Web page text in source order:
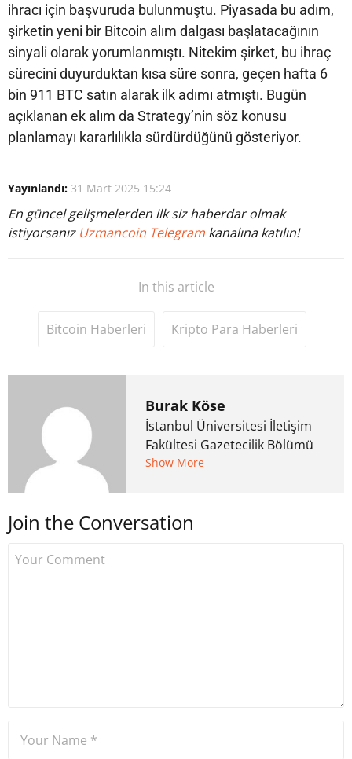
ihracı için başvuruda bulunmuştu. Piyasada bu adım,
şirketin yeni bir Bitcoin alım dalgası başlatacağının
sinyali olarak yorumlanmıştı. Nitekim şirket, bu ihraç
sürecini duyurduktan kısa süre sonra, geçen hafta 6
bin 911 BTC satın alarak ilk adımı atmıştı. Bugün
açıklanan ek alım da Strategy’nin söz konusu
planlamayı kararlılıkla sürdürdüğünü gösteriyor.
Yayınlandı: 31 Mart 2025 15:24
En güncel gelişmelerden ilk siz haberdar olmak
istiyorsanız Uzmancoin Telegram kanalına katılın!
In this article
Bitcoin Haberleri Kripto Para Haberleri
Burak Köse
İstanbul Üniversitesi İletişim
Fakültesi Gazetecilik Bölümü
mezunu. 6 yıl ana akım
kurdu. 2017'nin Mayıs ayından
Show More
Join the Conversation